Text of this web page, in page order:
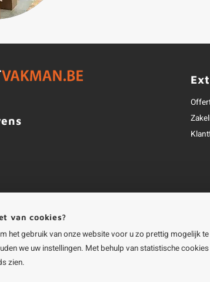
btw
van cookies?
het gebruik van onze website voor u zo prettig mogelijk
we uw instellingen. Met behulp van statistische
zien.